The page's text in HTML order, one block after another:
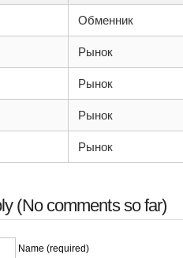
Обменник
Рынок
Рынок
Рынок
Рынок
(No comments so far)
Name (required)